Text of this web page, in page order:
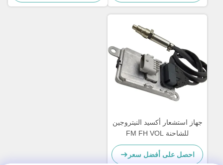
جهاز استشعار أكسيد النيتروجين
للشاحنة FM FH VOL
5WK97368 22827991 24V
12 شهر ضمان
احصل على أفضل سعر